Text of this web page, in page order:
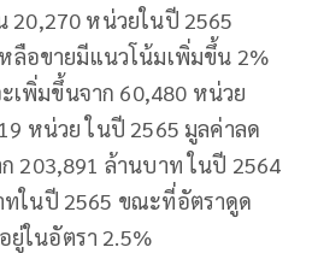
20,270 หน่วยในปี 2565
ลือขายมีแนวโน้มเพิ่มขึ้น 2%
เพิ่มขึ้นจาก 60,480 หน่วย
หน่วย ในปี 2565 มูลค่าลด
203,891 ล้านบาท ในปี 2564
ทในปี 2565 ขณะที่อัตราดูด
ยู่ในอัตรา 2.5%